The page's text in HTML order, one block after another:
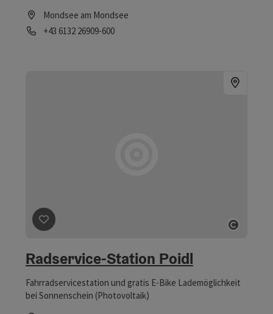
Mondsee am Mondsee
Telefon
+43 6132 26909-600
Beitrag merken
Radservice-Station Poidl
Fahrradservicestation und gratis E-Bike Lademöglichkeit
bei Sonnenschein (Photovoltaik)